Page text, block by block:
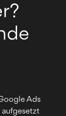
Ads
aufgesetzt